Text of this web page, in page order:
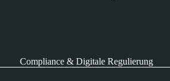
Compliance & Digitale Regulierung